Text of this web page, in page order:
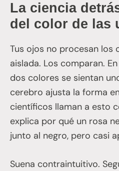
La ciencia
del color de las
Tus ojos no procesan los
aislada. Los comparan.
dos colores se sientan
cerebro ajusta la forma
científicos llaman a esto
explica por qué un rosa
junto al negro, pero casi
Suena contraintuitivo.